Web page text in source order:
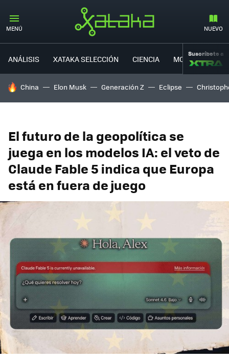
MENÚ NUEVO
ANÁLISIS XATAKA SELECCIÓN CIENCIA MOVILIDAD
Suscríbete a
HOY SE HABLA DE
China Elon Musk Generación Z Eclipse
El futuro de la geopolítica se
juega en los modelos IA: el veto de
Claude Fable 5 indica que Europa
está en fuera de juego